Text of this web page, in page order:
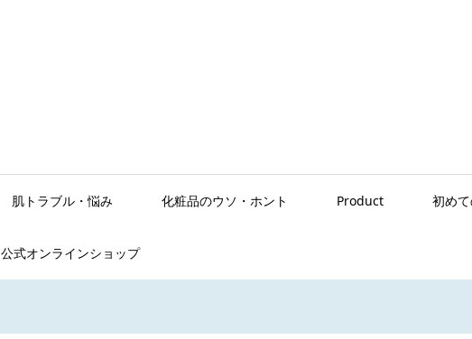
肌トラブル・悩み 化粧品のウソ・ホント Product 初め
公式オンラインショップ